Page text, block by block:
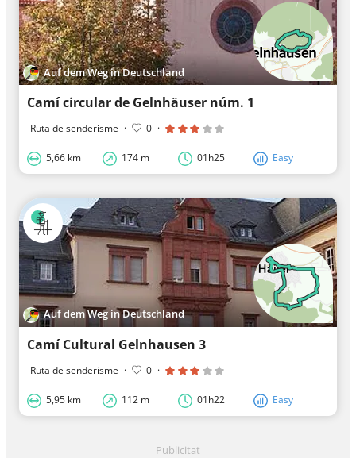
Auf dem Weg in Deutschland
Camí circular de Gelnhäuser núm. 1
Ruta de senderisme · 0 ·
5,66 km 174 m 01h25 Easy
Auf dem Weg in Deutschland
Camí Cultural Gelnhausen 3
Ruta de senderisme · 0 ·
5,95 km 112 m 01h22 Easy
Publicitat